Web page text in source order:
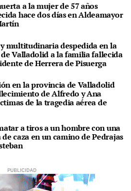
a la mujer de 57 años
hace dos días en Aldeamayor
multitudinaria despedida en la
Valladolid a la familia fallecida
de Herrera de Pisuerga
en la provincia de Valladolid
de Alfredo y Ana
de la tragedia aérea de
a tiros a un hombre con una
de caza en un camino de Pedrajas